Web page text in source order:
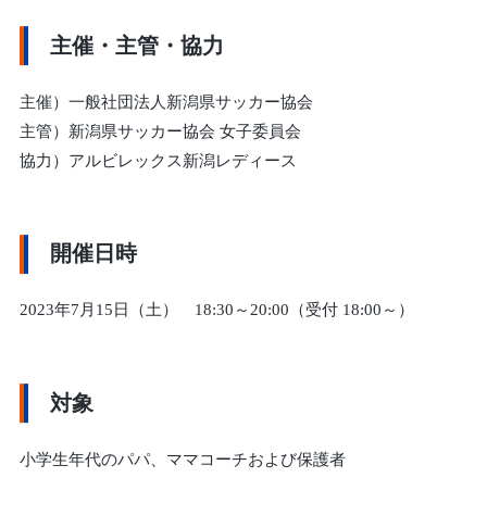
主催・主管・協力
主催）一般社団法人新潟県サッカー協会
主管）新潟県サッカー協会 女子委員会
協力）アルビレックス新潟レディース
開催日時
2023年7月15日（土） 18:30～20:00（受付 18:00～）
対象
小学生年代のパパ、ママコーチおよび保護者